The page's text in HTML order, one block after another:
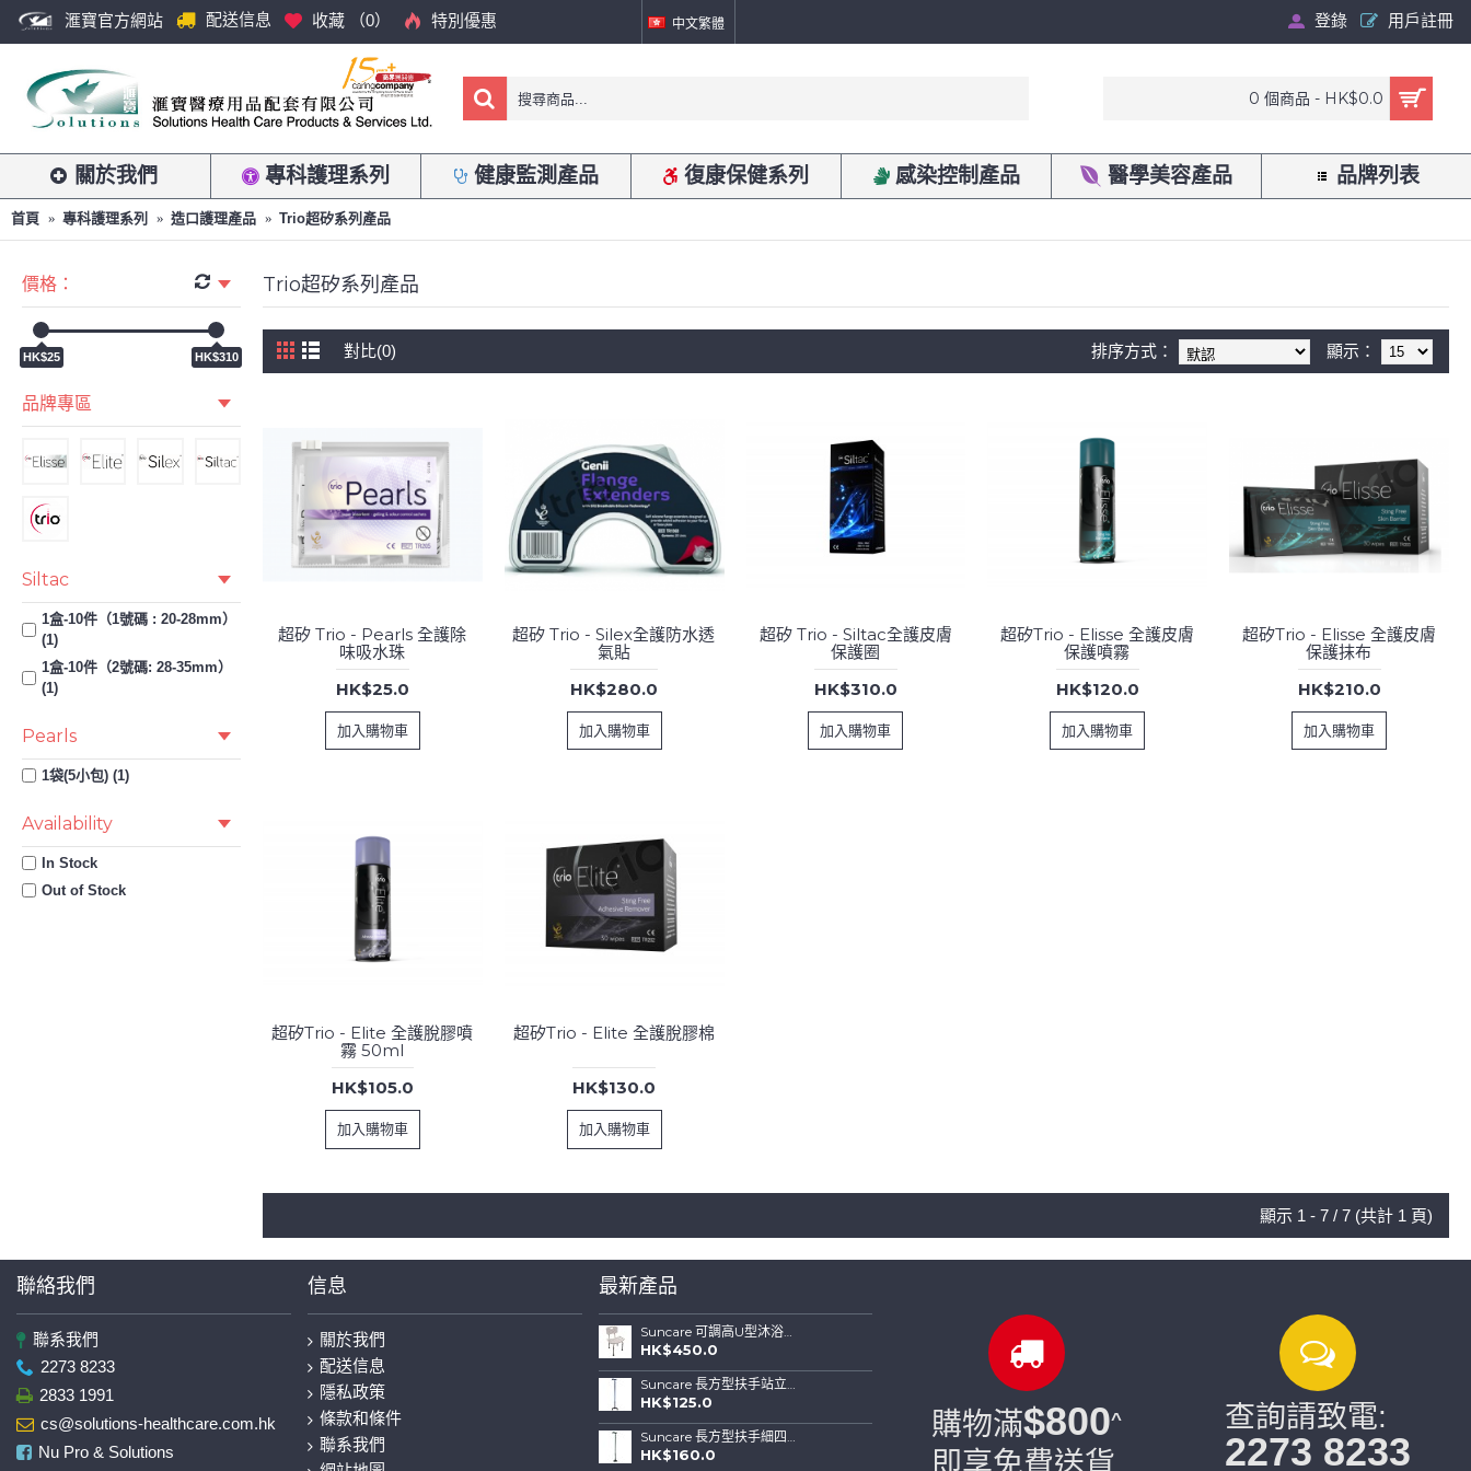
滙寶官方網站 配送信息 收藏 （0） 特別優惠 中文繁體 登錄 用戶註冊
0 個商品 - HK$0.0
關於我們 專科護理系列 健康監測產品 復康保健系列 感染控制產品 醫學美容產品 品牌列表
首頁 專科護理系列 造口護理產品 Trio超矽系列產品
價格：
HK$25 HK$310
品牌專區
Siltac
1盒-10件（1號碼 : 20-28mm）
(1)
1盒-10件（2號碼: 28-35mm）
(1)
Pearls
1袋(5小包) (1)
Availability
In Stock
Out of Stock
Trio超矽系列產品
對比(0) 顯示：
排序方式：
超矽 Trio - Pearls 全護除
味吸水珠
HK$25.0
加入購物車
超矽 Trio - Silex全護防水透
氣貼
HK$280.0
加入購物車
超矽 Trio - Siltac全護皮膚
保護圈
HK$310.0
加入購物車
超矽Trio - Elisse 全護皮膚
保護噴霧
HK$120.0
加入購物車
超矽Trio - Elisse 全護皮膚
保護抹布
HK$210.0
加入購物車
超矽Trio - Elite 全護脫膠噴
霧 50ml
HK$105.0
加入購物車
超矽Trio - Elite 全護脫膠棉
HK$130.0
加入購物車
顯示 1 - 7 / 7 (共計 1 頁)
聯絡我們
聯系我們
2273 8233
2833 1991
cs@solutions-healthcare.com.hk
Nu Pro & Solutions
信息
關於我們
配送信息
隱私政策
條款和條件
聯系我們
最新產品
Suncare 可調高U型沐浴椅連可拆背板(特闊坐位)
HK$450.0
HK$125.0
HK$160.0
購物滿$800^
即享免費送貨
查詢請致電:
2273 8233